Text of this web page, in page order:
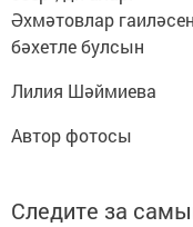
Әхмәтовлар
бәхетле булсын
Лилия Шәймиева
Автор фотосы
Следите за